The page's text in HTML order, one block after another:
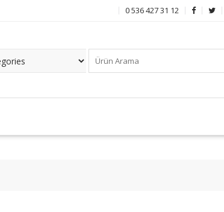
0 536 427 31 12